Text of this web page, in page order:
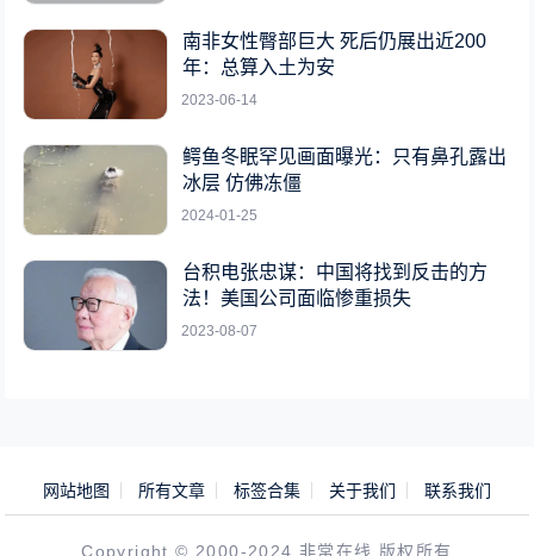
南非女性臀部巨大 死后仍展出近200
年：总算入土为安
2023-06-14
鳄鱼冬眠罕见画面曝光：只有鼻孔露出
冰层 仿佛冻僵
2024-01-25
台积电张忠谋：中国将找到反击的方
法！美国公司面临惨重损失
2023-08-07
网站地图 所有文章 标签合集 关于我们 联系我们
Copyright © 2000-2024 非常在线 版权所有